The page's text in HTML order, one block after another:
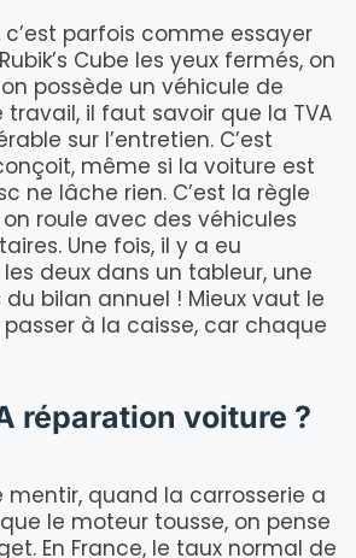
parfois comme essayer
Cube les yeux fermés, on
on possède un véhicule de
travail, il faut savoir que la TVA
sur l’entretien. C’est
même si la voiture est
ne lâche rien. C’est la règle
roule avec des véhicules
Une fois, il y a eu
deux dans un tableur, une
bilan annuel ! Mieux vaut le
à la caisse, car chaque
réparation voiture ?
mentir, quand la carrosserie a
le moteur tousse, on pense
En France, le taux normal de